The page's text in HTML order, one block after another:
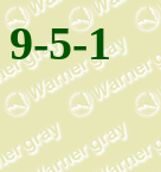
9-5-1